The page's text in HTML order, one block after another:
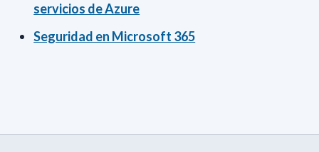
servicios de Azure
Seguridad en Microsoft 365